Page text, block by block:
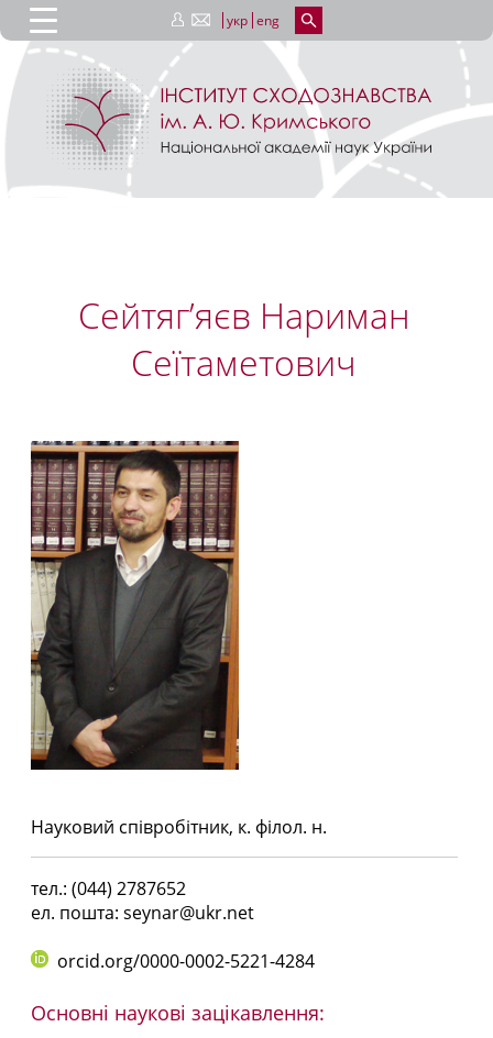
укр eng
Сейтяг’яєв Нариман
Сеїтаметович
Науковий співробітник, к. філол. н.
тел.: (044) 2787652
ел. пошта: seynar@ukr.net
orcid.org/0000-0002-5221-4284
Основні наукові зацікавлення: